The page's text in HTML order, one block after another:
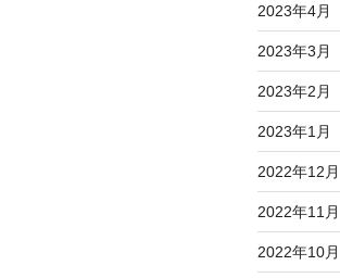
2023年4月
2023年3月
2023年2月
2023年1月
2022年12月
2022年11月
2022年10月